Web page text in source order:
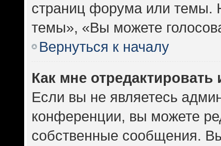
страниц форума или темы.
темы», «Вы можете
Вернуться к началу
Как мне
Если вы не являетесь
конференции, вы можете
собственные сообщения.